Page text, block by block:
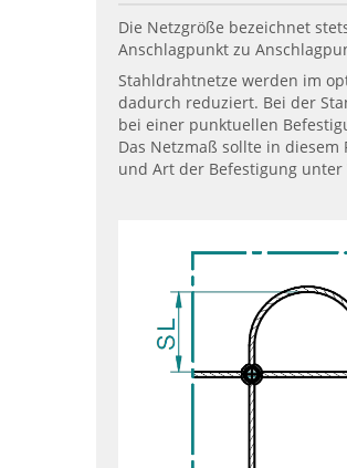
Die Netzgröße bezeichnet
Anschlagpunkt zu
Stahldrahtnetze werden im
dadurch reduziert. Bei der
bei einer punktuellen
Das Netzmaß sollte in
und Art der Befestigung unter